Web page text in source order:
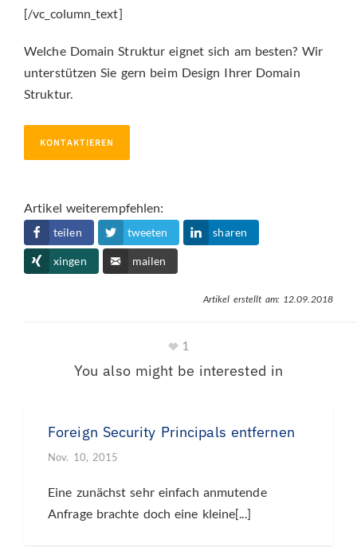
[/vc_column_text]
Welche Domain Struktur eignet sich am besten? Wir
unterstützen Sie gern beim Design Ihrer Domain
Struktur.
KONTAKTIEREN
Artikel weiterempfehlen:
teilen tweeten sharen
xingen mailen
Artikel erstellt am: 12.09.2018
1
You also might be interested in
Foreign Security Principals entfernen
Nov. 10, 2015
Eine zunächst sehr einfach anmutende
Anfrage brachte doch eine kleine[...]